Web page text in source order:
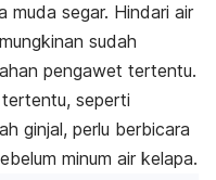
muda segar. Hindari air
sudah
pengawet tertentu.
seperti
ginjal, perlu berbicara
minum air kelapa.